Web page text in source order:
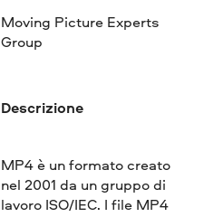
Moving Picture Experts
Group
Descrizione
MP4 è un formato creato
nel 2001 da un gruppo di
lavoro ISO/IEC. I file MP4